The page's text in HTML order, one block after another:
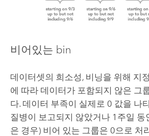
비어있는 bin
데이터셋의 희소성, 비닝을 위해 지
에 따라 데이터가 포함되지 않은 그
다. 데이터 부족이 실제로 0 값을 나
질병이 보고되지 않았거나 1주일 동
은 경우) 비어 있는 그룹은 0으로 처